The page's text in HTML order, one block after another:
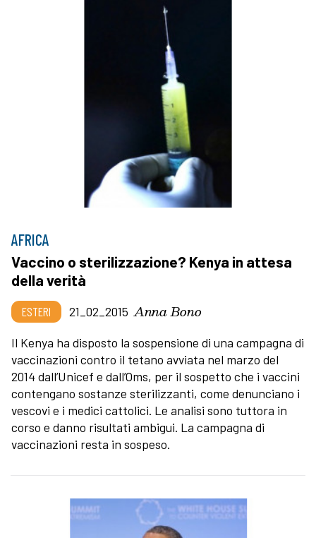
AFRICA
Vaccino o sterilizzazione? Kenya in attesa
della verità
ESTERI 21_02_2015 Anna Bono
Il Kenya ha disposto la sospensione di una campagna di
vaccinazioni contro il tetano avviata nel marzo del
2014 dall’Unicef e dall’Oms, per il sospetto che i vaccini
contengano sostanze sterilizzanti, come denunciano i
vescovi e i medici cattolici. Le analisi sono tuttora in
corso e danno risultati ambigui. La campagna di
vaccinazioni resta in sospeso.